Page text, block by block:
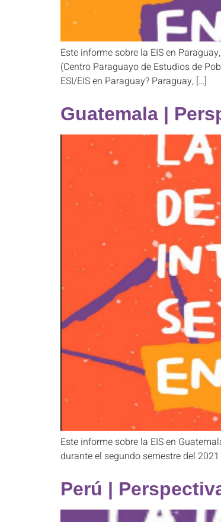
Este informe sobre la EIS en
(Centro Paraguayo de Estudios de
ESI/EIS en Paraguay? Paraguay, […]
Guatemala |
Este informe sobre la EIS en
durante el segundo semestre del
Perú |